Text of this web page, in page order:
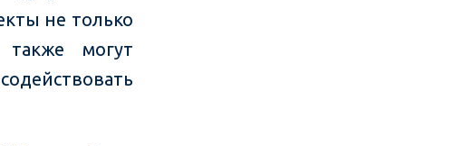
не только
могут